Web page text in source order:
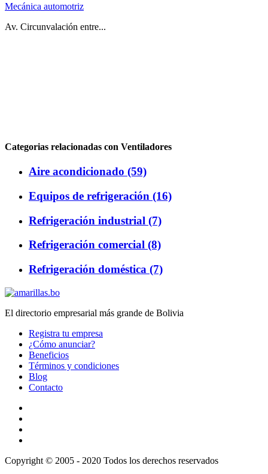
Mecánica automotriz
Av. Circunvalación entre...
Categorias relacionadas con Ventiladores
Aire acondicionado (59)
Equipos de refrigeración (16)
Refrigeración industrial (7)
Refrigeración comercial (8)
Refrigeración doméstica (7)
El directorio empresarial más grande de Bolivia
Registra tu empresa
¿Cómo anunciar?
Beneficios
Términos y condiciones
Blog
Contacto
Copyright © 2005 - 2020 Todos los derechos reservados